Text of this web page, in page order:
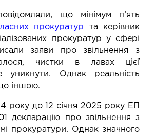
що мінімум п’ять
прокуратур та керівник
прокуратур у сфері
заяви про звільнення з
чистки в лавах цієї
уникнути. Однак реальність
іншою.
року до 12 січня 2025 року ЕП
декларацію про звільнення з
прокуратури. Однак значного